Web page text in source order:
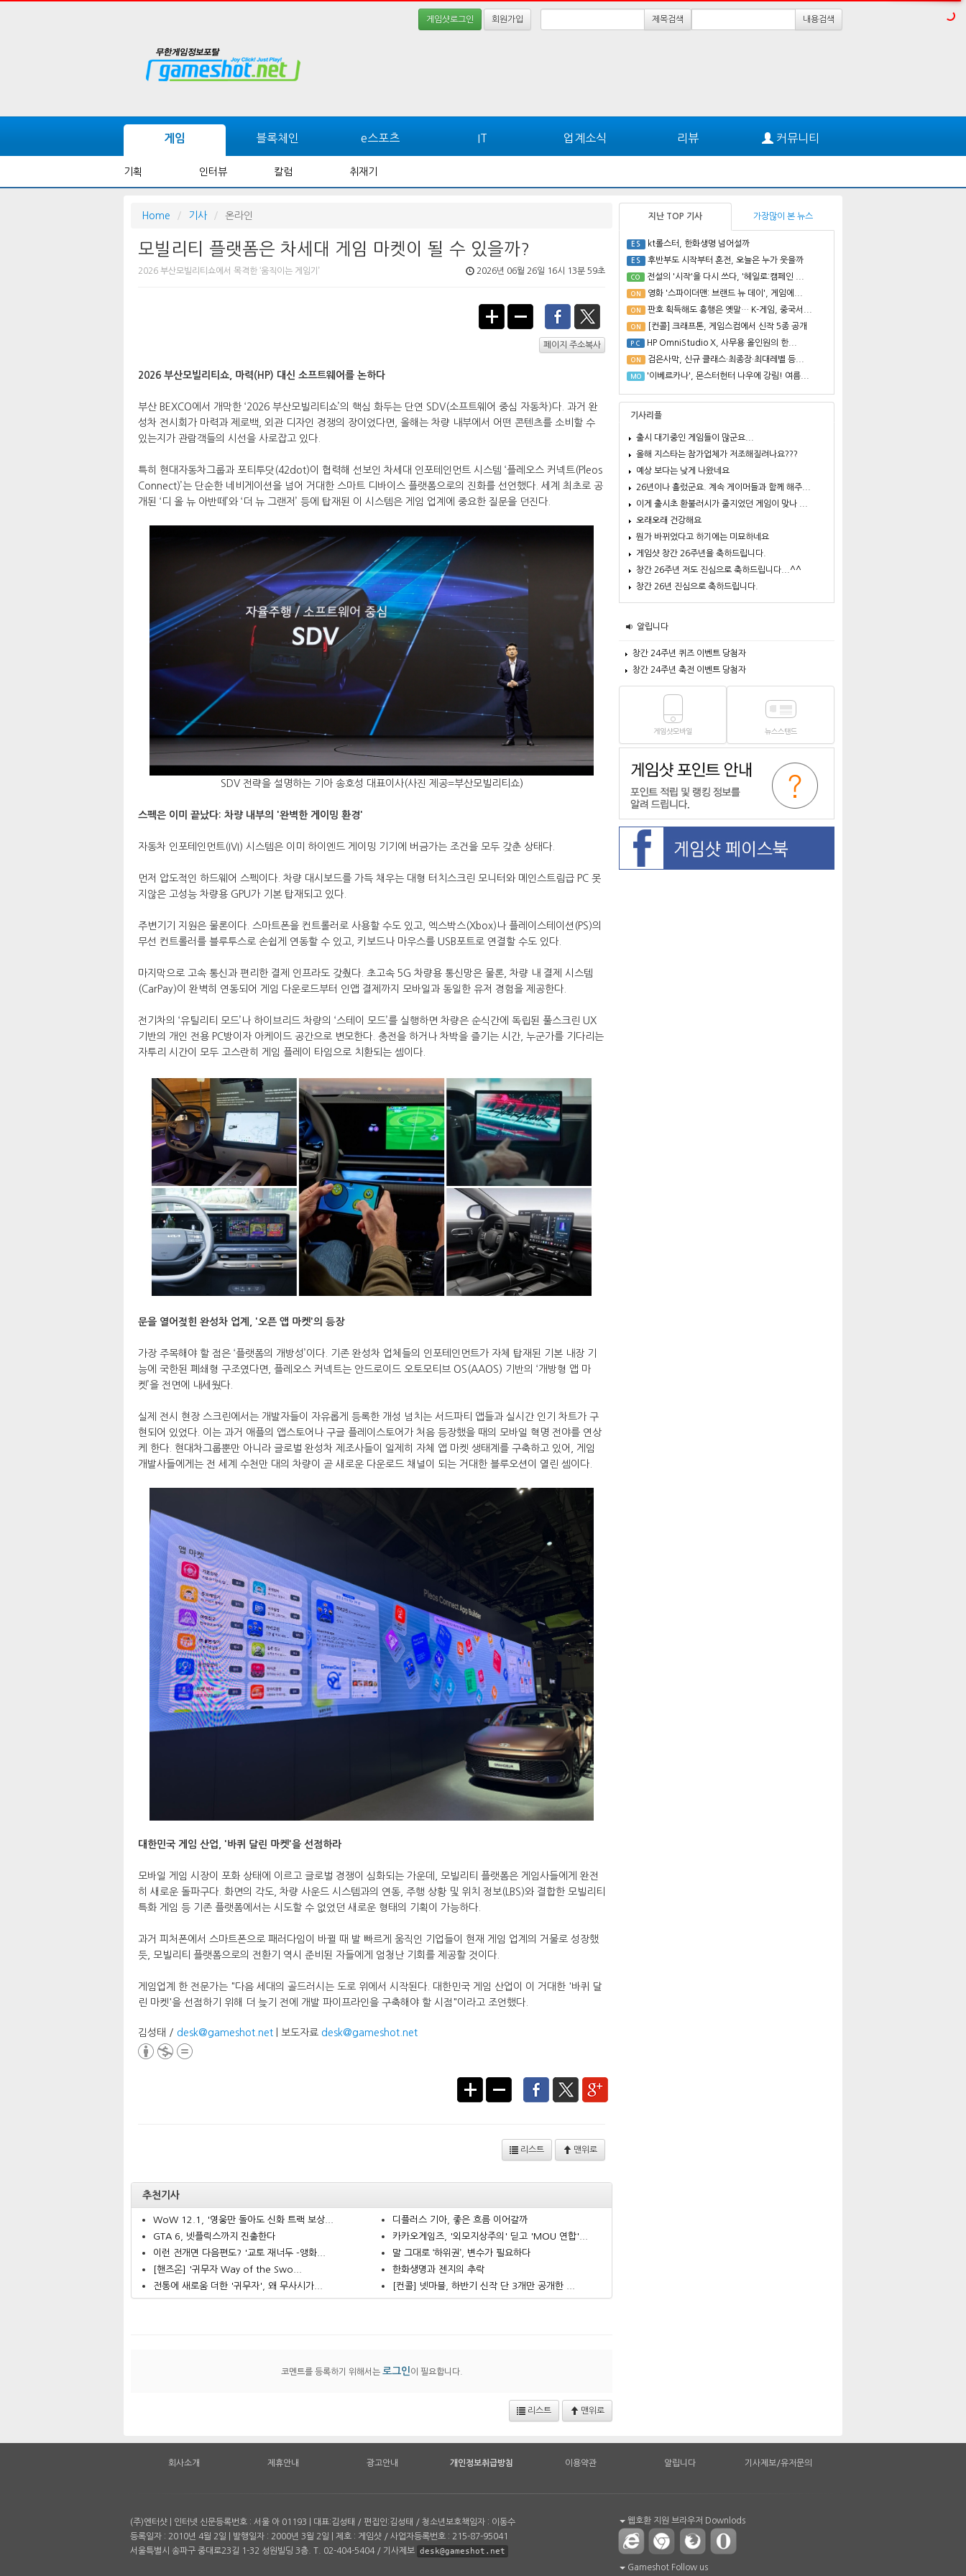
게임샷로그인 회원가입 제목검색 내용검색
게임 블록체인 e스포츠 IT 업계소식 리뷰 커뮤니티
기획 인터뷰 칼럼 취재기
Home 기사 온라인
모빌리티 플랫폼은 차세대 게임 마켓이 될 수 있을까?
2026 부산모빌리티쇼에서 목격한 ‘움직이는 게임기’ 2026년 06월 26일 16시 13분 59초
페이지 주소복사
2026 부산모빌리티쇼, 마력(HP) 대신 소프트웨어를 논하다
부산 BEXCO에서 개막한 ‘2026 부산모빌리티쇼’의 핵심 화두는 단연 SDV(소프트웨어 중심 자동차)다. 과거 완
성차 전시회가 마력과 제로백, 외관 디자인 경쟁의 장이었다면, 올해는 차량 내부에서 어떤 콘텐츠를 소비할 수
있는지가 관람객들의 시선을 사로잡고 있다.
특히 현대자동차그룹과 포티투닷(42dot)이 협력해 선보인 차세대 인포테인먼트 시스템 ‘플레오스 커넥트(Pleos
Connect)’는 단순한 네비게이션을 넘어 거대한 스마트 디바이스 플랫폼으로의 진화를 선언했다. 세계 최초로 공
개된 ‘디 올 뉴 아반떼’와 ‘더 뉴 그랜저’ 등에 탑재된 이 시스템은 게임 업계에 중요한 질문을 던진다.
SDV 전략을 설명하는 기아 송호성 대표이사(사진 제공=부산모빌리티쇼)
스펙은 이미 끝났다: 차량 내부의 '완벽한 게이밍 환경'
자동차 인포테인먼트(IVI) 시스템은 이미 하이엔드 게이밍 기기에 버금가는 조건을 모두 갖춘 상태다.
먼저 압도적인 하드웨어 스펙이다. 차량 대시보드를 가득 채우는 대형 터치스크린 모니터와 메인스트림급 PC 못
지않은 고성능 차량용 GPU가 기본 탑재되고 있다.
주변기기 지원은 물론이다. 스마트폰을 컨트롤러로 사용할 수도 있고, 엑스박스(Xbox)나 플레이스테이션(PS)의
무선 컨트롤러를 블루투스로 손쉽게 연동할 수 있고, 키보드나 마우스를 USB포트로 연결할 수도 있다.
마지막으로 고속 통신과 편리한 결제 인프라도 갖췄다. 초고속 5G 차량용 통신망은 물론, 차량 내 결제 시스템
(CarPay)이 완벽히 연동되어 게임 다운로드부터 인앱 결제까지 모바일과 동일한 유저 경험을 제공한다.
전기차의 ‘유틸리티 모드’나 하이브리드 차량의 ‘스테이 모드’를 실행하면 차량은 순식간에 독립된 풀스크린 UX
기반의 개인 전용 PC방이자 아케이드 공간으로 변모한다. 충전을 하거나 차박을 즐기는 시간, 누군가를 기다리는
자투리 시간이 모두 고스란히 게임 플레이 타임으로 치환되는 셈이다.
문을 열어젖힌 완성차 업계, '오픈 앱 마켓'의 등장
가장 주목해야 할 점은 ‘플랫폼의 개방성’이다. 기존 완성차 업체들의 인포테인먼트가 자체 탑재된 기본 내장 기
능에 국한된 폐쇄형 구조였다면, 플레오스 커넥트는 안드로이드 오토모티브 OS(AAOS) 기반의 ‘개방형 앱 마
켓’을 전면에 내세웠다.
실제 전시 현장 스크린에서는 개발자들이 자유롭게 등록한 개성 넘치는 서드파티 앱들과 실시간 인기 차트가 구
현되어 있었다. 이는 과거 애플의 앱스토어나 구글 플레이스토어가 처음 등장했을 때의 모바일 혁명 전야를 연상
케 한다. 현대차그룹뿐만 아니라 글로벌 완성차 제조사들이 일제히 자체 앱 마켓 생태계를 구축하고 있어, 게임
개발사들에게는 전 세계 수천만 대의 차량이 곧 새로운 다운로드 채널이 되는 거대한 블루오션이 열린 셈이다.
대한민국 게임 산업, '바퀴 달린 마켓'을 선점하라
모바일 게임 시장이 포화 상태에 이르고 글로벌 경쟁이 심화되는 가운데, 모빌리티 플랫폼은 게임사들에게 완전
히 새로운 돌파구다. 화면의 각도, 차량 사운드 시스템과의 연동, 주행 상황 및 위치 정보(LBS)와 결합한 모빌리티
특화 게임 등 기존 플랫폼에서는 시도할 수 없었던 새로운 형태의 기획이 가능하다.
과거 피처폰에서 스마트폰으로 패러다임이 바뀔 때 발 빠르게 움직인 기업들이 현재 게임 업계의 거물로 성장했
듯, 모빌리티 플랫폼으로의 전환기 역시 준비된 자들에게 엄청난 기회를 제공할 것이다.
게임업계 한 전문가는 "다음 세대의 골드러시는 도로 위에서 시작된다. 대한민국 게임 산업이 이 거대한 '바퀴 달
린 마켓'을 선점하기 위해 더 늦기 전에 개발 파이프라인을 구축해야 할 시점"이라고 조언했다.​
김성태 / desk@gameshot.net | 보도자료 desk@gameshot.net
리스트 맨위로
추천기사
WoW 12.1, '영웅만 돌아도 신화 트랙 보상...
GTA 6, 넷플릭스까지 진출한다
이런 전개면 다음편도? '교토 재너두 -앵화...
[핸즈온] '귀무자 Way of the Swo...
전통에 새로움 더한 '귀무자', 왜 무사시가...
디플러스 기아, 좋은 흐름 이어갈까
카카오게임즈, '외모지상주의' 딛고 'MOU 연합'...
말 그대로 ‘하위권’, 변수가 필요하다
한화생명과 젠지의 추락
[컨콜] 넷마블, 하반기 신작 단 3개만 공개한 ...
코멘트를 등록하기 위해서는 로그인이 필요합니다.
리스트 맨위로
지난 TOP 기사 가장많이 본 뉴스
ES kt롤스터, 한화생명 넘어설까
ES 후반부도 시작부터 혼전, 오늘은 누가 웃을까
CO 전설의 '시작'을 다시 쓰다, '헤일로:캠페인 ...
ON 영화 '스파이더맨: 브랜드 뉴 데이', 게임에...
ON 판호 획득해도 흥행은 옛말… K-게임, 중국서...
ON [컨콜] 크래프톤, 게임스컴에서 신작 5종 공개
PC HP OmniStudio X, 사무용 올인원의 한...
ON 검은사막, 신규 클래스·최종장·최대레벨 등...
MO '이베르카나', 몬스터헌터 나우에 강림! 여름...
기사리플
출시 대기중인 게임들이 많군요...
올해 지스타는 참가업체가 저조해질려나요???
예상 보다는 낮게 나왔네요
26년이나 흘렀군요. 계속 게이머들과 함께 해주...
이게 출시초 환불러시가 줄지었던 게임이 맞나 ...
오래오래 건강해요
뭔가 바뀌었다고 하기에는 미묘하네요
게임샷 창간 26주년을 축하드립니다.
창간 26주년 저도 진심으로 축하드립니다...^^
창간 26년 진심으로 축하드립니다.
알립니다
창간 24주년 퀴즈 이벤트 당첨자
창간 24주년 축전 이벤트 당첨자
게임샷모바일 뉴스스탠드
회사소개 제휴안내 광고안내 개인정보취급방침 이용약관 알립니다 기사제보/유저문의
(주)엔터샷 | 인터넷 신문등록번호 : 서울 아 01193 | 대표:김성태 / 편집인:김성태 / 청소년보호책임자 : 이동수
등록일자 : 2010년 4월 2일 | 발행일자 : 2000년 3월 2일 | 제호 : 게임샷 / 사업자등록번호 : 215-87-95041
서울특별시 송파구 중대로23길 1-32 성원빌딩 3층. T. 02-404-5404 / 기사제보 desk@gameshot.net
웹호환 지원 브라우저 Downlods
Gameshot Follow us